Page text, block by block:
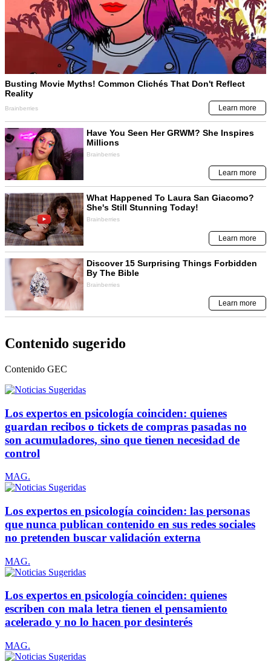
Contenido sugerido
Contenido GEC
Los expertos en psicología coinciden: quienes
guardan recibos o tickets de compras pasadas no
son acumuladores, sino que tienen necesidad de
control
MAG.
Los expertos en psicología coinciden: las personas
que nunca publican contenido en sus redes sociales
no pretenden buscar validación externa
MAG.
Los expertos en psicología coinciden: quienes
escriben con mala letra tienen el pensamiento
acelerado y no lo hacen por desinterés
MAG.